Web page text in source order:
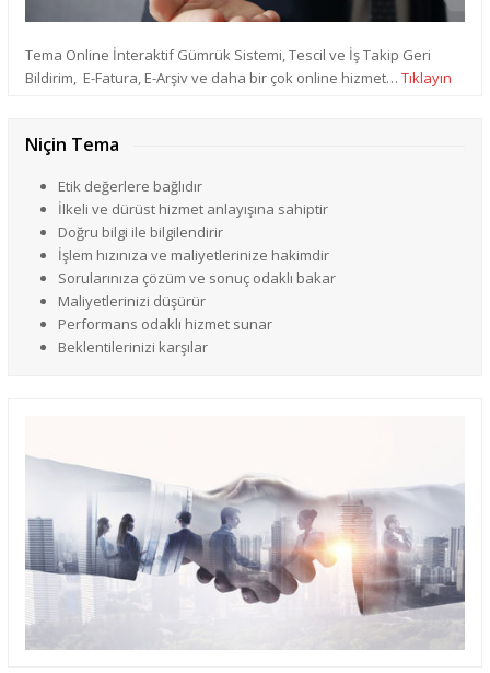
Tema Online İnteraktif Gümrük Sistemi, Tescil ve İş Takip Geri
Bildirim, E-Fatura, E-Arşiv ve daha bir çok online hizmet…Tıklayın
Niçin Tema
Etik değerlere bağlıdır
İlkeli ve dürüst hizmet anlayışına sahiptir
Doğru bilgi ile bilgilendirir
İşlem hızınıza ve maliyetlerinize hakimdir
Sorularınıza çözüm ve sonuç odaklı bakar
Maliyetlerinizi düşürür
Performans odaklı hizmet sunar
Beklentilerinizi karşılar